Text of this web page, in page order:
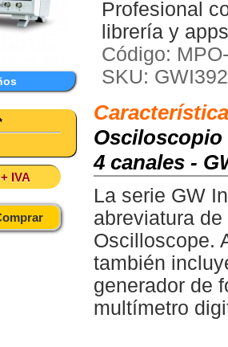
+ IVA
Profesional
librería y
Código:
SKU:
Osciloscopio
4 canales -
La serie GW
abreviatura
Oscilloscope.
también
generador de
multímetro